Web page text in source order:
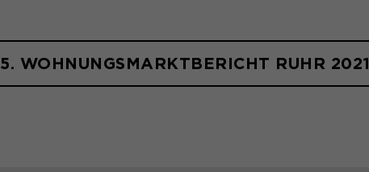
5. WOHNUNGSMARKTBERICHT RUHR 2021